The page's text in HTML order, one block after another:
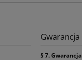
Gwarancja
§ 7. Gwarancja